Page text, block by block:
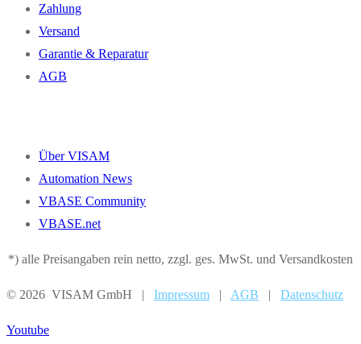
Zahlung
Versand
Garantie & Reparatur
AGB
Über VISAM
Automation News
VBASE Community
VBASE.net
*) alle Preisangaben rein netto, zzgl. ges. MwSt. und Versandkosten
© 2026 VISAM GmbH | Impressum | AGB | Datenschutz
Youtube